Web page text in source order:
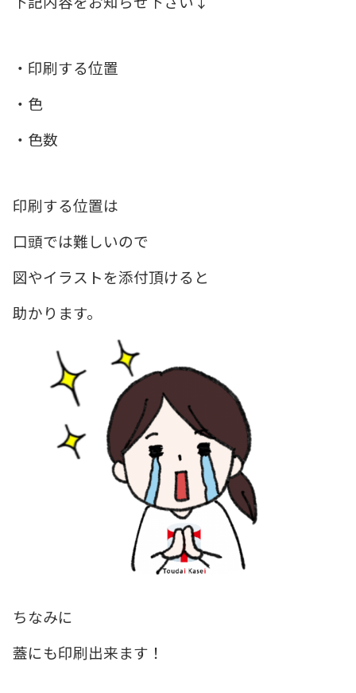
・印刷する位置
・色
・色数
印刷する位置は
口頭では難しいので
図やイラストを添付頂けると
助かります。
ちなみに
蓋にも印刷出来ます！